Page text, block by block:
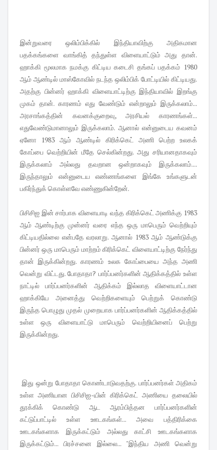
இன்றுவரை ஒலிம்பிக்கில் இந்தியாவிற்கு அதிகமான
பதக்கங்களை வாங்கித் தந்துள்ள விளையாட்டும் அது தான்.
ஹாக்கி மூலமாக நமக்கு கிட்டிய கடைசி தங்கப் பதக்கம் 1980
ஆம் ஆண்டில் மாஸ்கோவில் நடந்த ஒலிம்பிக் போட்டியில் கிட்டியது.
அதற்கு பின்னர் ஹாக்கி விளையாட்டிற்கு இந்தியாவில் இறங்கு
முகம் தான். காரணம் எது வேண்டும் என்றாலும் இருக்கலாம்...
அரசாங்கத்தின் கவனக்குறைவு, அரசியல் காரணங்கள்...
எதுவேண்டுமானாலும் இருக்கலாம். ஆனால் என்னுடைய கவனம்
ஏனோ 1983 ஆம் ஆண்டில் கிரிக்கெட் அணி பெற்ற உலகக்
கோப்பை வெற்றியின் மீதே செல்கின்றது. அது சரியானதாகவும்
இருக்கலாம் அல்லது தவறான ஒன்றாகவும் இருக்கலாம்....
இருந்தாலும் என்னுடைய எண்ணங்களை இங்கே உங்களுடன்
பகிர்ந்துக் கொள்ளவே எண்ணுகின்றேன்.
பிசிசிஐ இன் சார்பாக விளையாடி வந்த கிரிக்கெட் அணிக்கு 1983
ஆம் ஆண்டிற்கு முன்னர் வரை எந்த ஒரு மாபெரும் வெற்றியும்
கிட்டியதில்லை என்பதே வரலாறு. ஆனால் 1983 ஆம் ஆண்டுக்கு
பின்னர் ஒரு மாபெரும் மாற்றம் கிரிக்கெட் விளையாட்டிற்கு நேர்ந்து
தான் இருக்கின்றது. காரணம் உலக கோப்பையை அந்த அணி
வென்று விட்டது. போதாதா? பார்ப்பன‌ர்களின் ஆதிக்கத்தில் உள்ள
நாட்டில் பார்ப்பன‌ர்களின் ஆதிக்கம் இல்லாத விளையாட்டான
ஹாக்கியே அனைத்து வெற்றிகளையும் பெற்றுக் கொண்டு
இருந்த பொழுது முதல் முறையாக பார்ப்பன‌ர்களின் ஆதிக்கத்தில்
உள்ள ஒரு விளையாட்டு மாபெரும் வெற்றியினைப் பெற்று
இருக்கின்றது.
இது ஒன்று போதாதா கொண்டாடுவதற்கு. பார்ப்பன‌ர்கள் அதிகம்
உள்ள அணியான பிசிசிஐ-யின் கிரிக்கெட் அணியை தலையில்
தூக்கிக் கொண்டு ஆட ஆரம்பித்தன பார்ப்பன‌ர்களின்
கட்டுப்பாட்டில் உள்ள ஊடகங்கள்... அவை பத்திரிக்கை
ஊடகங்களாக இருக்கட்டும் அல்லது காட்சி ஊடகங்களாக
இருக்கட்டும்... பிரச்சனை இல்லை... "இந்திய அணி வென்று